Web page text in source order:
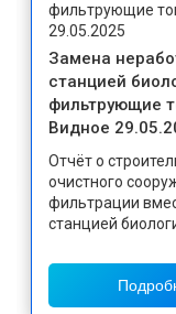
Замена
станцией
фильтрующие
Видное
Отчёт о
очистного
фильтрации
станцией